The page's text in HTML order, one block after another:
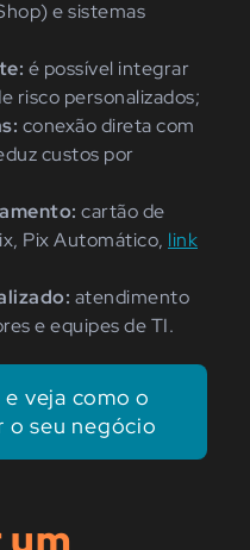
e sistemas
é possível integrar
risco personalizados;
conexão direta com
custos por
cartão de
Pix Automático, link
atendimento
e equipes de TI.
veja como o
o seu negócio